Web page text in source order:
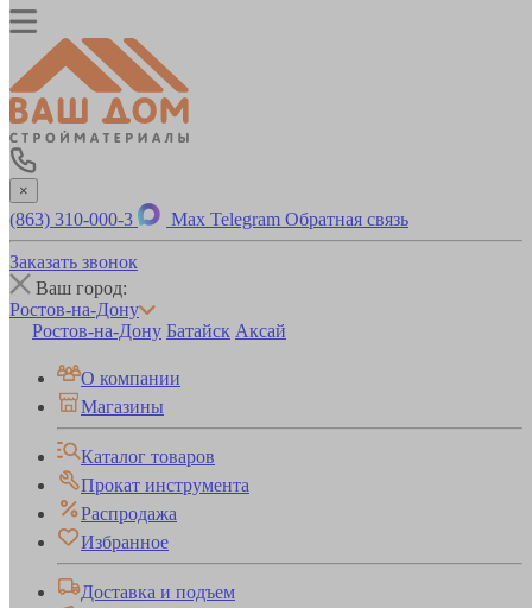
×
(863) 310-000-3 Max Telegram Обратная связь
Заказать звонок
Ваш город:
Ростов-на-Дону
Ростов-на-Дону Батайск Аксай
О компании
Магазины
Каталог товаров
Прокат инструмента
Распродажа
Избранное
Доставка и подъем